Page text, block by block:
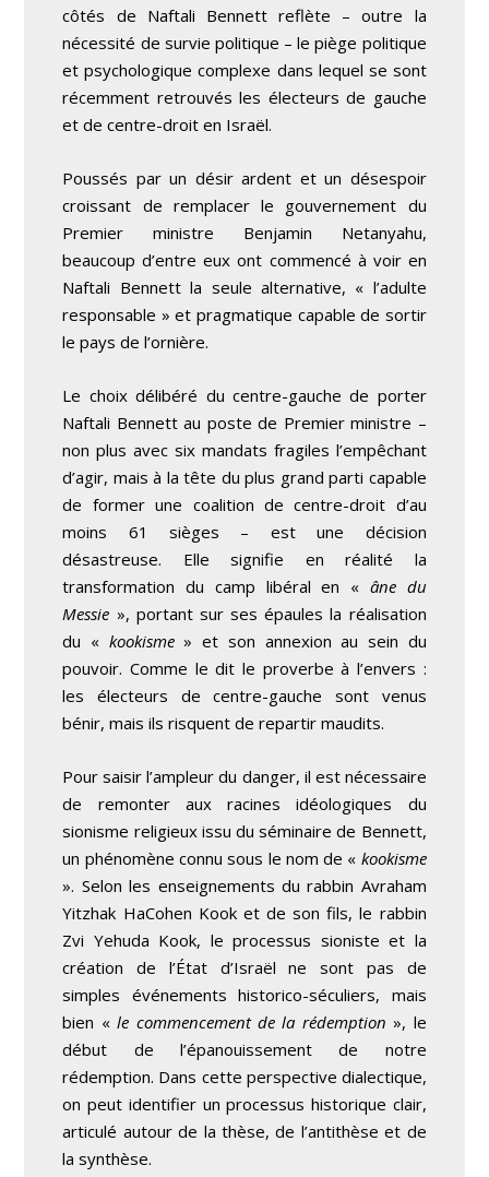
côtés de Naftali Bennett reflète – outre la
nécessité de survie politique – le piège politique
et psychologique complexe dans lequel se sont
récemment retrouvés les électeurs de gauche
et de centre-droit en Israël.
Poussés par un désir ardent et un désespoir
croissant de remplacer le gouvernement du
Premier ministre Benjamin Netanyahu,
beaucoup d’entre eux ont commencé à voir en
Naftali Bennett la seule alternative, « l’adulte
responsable » et pragmatique capable de sortir
le pays de l’ornière.
Le choix délibéré du centre-gauche de porter
Naftali Bennett au poste de Premier ministre –
non plus avec six mandats fragiles l’empêchant
d’agir, mais à la tête du plus grand parti capable
de former une coalition de centre-droit d’au
moins 61 sièges – est une décision
désastreuse. Elle signifie en réalité la
transformation du camp libéral en « âne du
Messie », portant sur ses épaules la réalisation
du « kookisme» et son annexion au sein du
pouvoir. Comme le dit le proverbe à l’envers :
les électeurs de centre-gauche sont venus
bénir, mais ils risquent de repartir maudits.
Pour saisir l’ampleur du danger, il est nécessaire
de remonter aux racines idéologiques du
sionisme religieux issu du séminaire de Bennett,
un phénomène connu sous le nom de « kookisme
». Selon les enseignements du rabbin Avraham
Yitzhak HaCohen Kook et de son fils, le rabbin
Zvi Yehuda Kook, le processus sioniste et la
création de l’État d’Israël ne sont pas de
simples événements historico-séculiers, mais
bien «le commencement de la rédemption », le
début de l’épanouissement de notre
rédemption. Dans cette perspective dialectique,
on peut identifier un processus historique clair,
articulé autour de la thèse, de l’antithèse et de
la synthèse.